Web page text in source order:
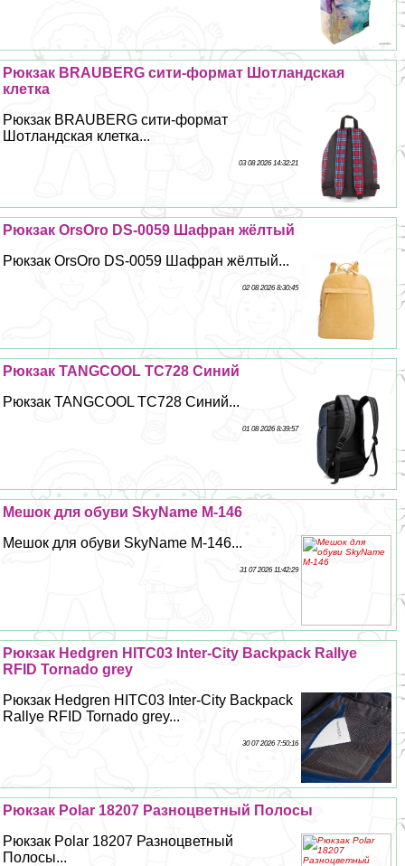
Рюкзак BRAUBERG сити-формат Шотландская
клетка
Рюкзак BRAUBERG сити-формат
Шотландская клетка...
03 08 2026 14:32:21
Рюкзак OrsOro DS-0059 Шафран жёлтый
Рюкзак OrsOro DS-0059 Шафран жёлтый...
02 08 2026 8:30:45
Рюкзак TANGCOOL TC728 Синий
Рюкзак TANGCOOL TC728 Синий...
01 08 2026 8:39:57
Мешок для обуви SkyName M-146
Мешок для обуви SkyName M-146...
31 07 2026 11:42:29
Рюкзак Hedgren HITC03 Inter-City Backpack Rallye
RFID Tornado grey
Рюкзак Hedgren HITC03 Inter-City Backpack
Rallye RFID Tornado grey...
30 07 2026 7:50:16
Рюкзак Polar 18207 Разноцветный Полосы
Рюкзак Polar 18207 Разноцветный
Полосы...